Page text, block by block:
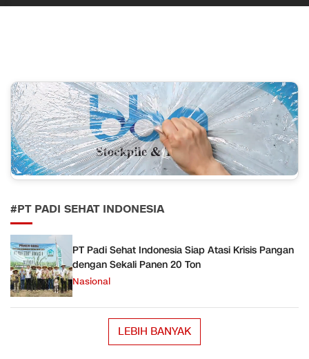
#PT PADI SEHAT INDONESIA
PT Padi Sehat Indonesia Siap Atasi Krisis Pangan
dengan Sekali Panen 20 Ton
Nasional
LEBIH BANYAK